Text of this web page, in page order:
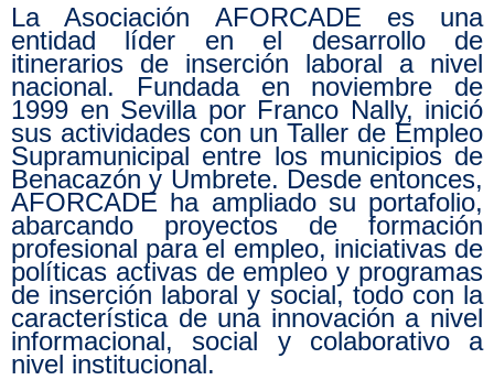
La Asociación AFORCADE es una
entidad líder en el desarrollo de
itinerarios de inserción laboral a nivel
nacional. Fundada en noviembre de
1999 en Sevilla por Franco Nally, inició
sus actividades con un Taller de Empleo
Supramunicipal entre los municipios de
Benacazón y Umbrete. Desde entonces,
AFORCADE ha ampliado su portafolio,
abarcando proyectos de formación
profesional para el empleo, iniciativas de
políticas activas de empleo y programas
de inserción laboral y social, todo con la
característica de una innovación a nivel
informacional, social y colaborativo a
nivel institucional.